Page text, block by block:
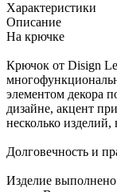
Характеристики
Описание
На крючке
Крючок от Disign
элементом декора
дизайне, акцент
несколько
Долговечность и
Изделие